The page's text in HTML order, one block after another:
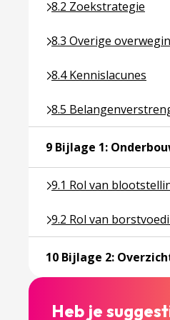
8.2 Zoekstrategie
Ga naar pagina over
8.3 Overige
Ga naar pagina over
8.4 Kennislacunes
Ga naar pagina over
8.5
Ga naar pagina over
9 Bijlage 1:
9.1 Rol van
Ga naar pagina over
9.2 Rol van
Ga naar pagina over
10 Bijlage 2:
Heb je